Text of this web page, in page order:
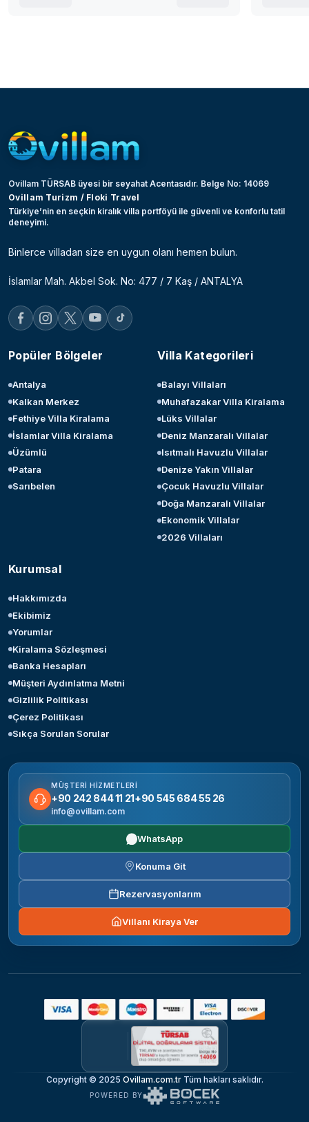
Ovillam TÜRSAB üyesi bir seyahat Acentasıdır. Belge No: 14069
Ovillam Turizm / Floki Travel
Türkiye’nin en seçkin kiralık villa portföyü ile güvenli ve konforlu tatil
deneyimi.
Binlerce villadan size en uygun olanı hemen bulun.
İslamlar Mah. Akbel Sok. No: 477 / 7 Kaş / ANTALYA
Popüler Bölgeler
Antalya
Kalkan Merkez
Fethiye Villa Kiralama
İslamlar Villa Kiralama
Üzümlü
Patara
Sarıbelen
Villa Kategorileri
Balayı Villaları
Muhafazakar Villa Kiralama
Lüks Villalar
Deniz Manzaralı Villalar
Isıtmalı Havuzlu Villalar
Denize Yakın Villalar
Çocuk Havuzlu Villalar
Doğa Manzaralı Villalar
Ekonomik Villalar
2026 Villaları
Kurumsal
Hakkımızda
Ekibimiz
Yorumlar
Kiralama Sözleşmesi
Banka Hesapları
Müşteri Aydınlatma Metni
Gizlilik Politikası
Çerez Politikası
Sıkça Sorulan Sorular
MÜŞTERI HIZMETLERI
+90 242 844 11 21+90 545 684 55 26
info@ovillam.com
WhatsApp
Konuma Git
Rezervasyonlarım
Villanı Kiraya Ver
Copyright © 2025 Ovillam.com.trTüm hakları saklıdır.
POWERED BY